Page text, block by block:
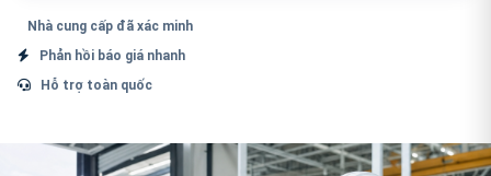
Nhà cung cấp đã xác minh
Phản hồi báo giá nhanh
Hỗ trợ toàn quốc